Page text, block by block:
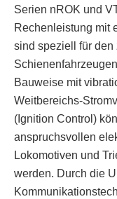
Serien nROK und
Rechenleistung mit
sind speziell für
Bauweise mit
Weitbereichs-
(Ignition Control)
anspruchsvollen
Lokomotiven und
werden. Durch die